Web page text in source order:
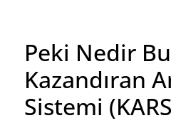
Peki Nedir Bu
Kazandıran
Sistemi